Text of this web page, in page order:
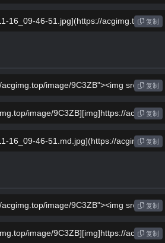
复制
复制
复制
复制
复制
复制